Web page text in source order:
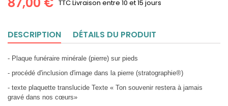
TTCLivraison entre 10 et 15 jours
DESCRIPTION DÉTAILS DU PRODUIT
- Plaque funéraire minérale (pierre) sur pieds
- procédé d'inclusion d'image dans la pierre (stratographie®)
- texte plaquette translucide Texte « Ton souvenir restera à jamais
gravé dans nos cœurs»